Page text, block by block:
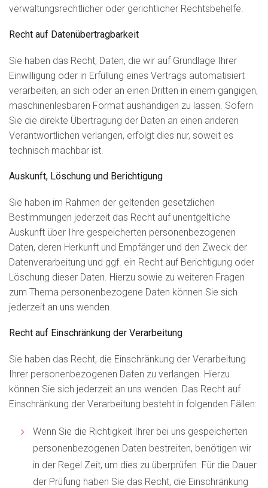
verwaltungsrechtlicher oder gerichtlicher Rechtsbehelfe.
Recht auf Daten­übertrag­barkeit
Sie haben das Recht, Daten, die wir auf Grundlage Ihrer
Einwilligung oder in Erfüllung eines Vertrags automatisiert
verarbeiten, an sich oder an einen Dritten in einem gängigen,
maschinenlesbaren Format aushändigen zu lassen. Sofern
Sie die direkte Übertragung der Daten an einen anderen
Verantwortlichen verlangen, erfolgt dies nur, soweit es
technisch machbar ist.
Auskunft, Löschung und Berichtigung
Sie haben im Rahmen der geltenden gesetzlichen
Bestimmungen jederzeit das Recht auf unentgeltliche
Auskunft über Ihre gespeicherten personenbezogenen
Daten, deren Herkunft und Empfänger und den Zweck der
Datenverarbeitung und ggf. ein Recht auf Berichtigung oder
Löschung dieser Daten. Hierzu sowie zu weiteren Fragen
zum Thema personenbezogene Daten können Sie sich
jederzeit an uns wenden.
Recht auf Einschränkung der Verarbeitung
Sie haben das Recht, die Einschränkung der Verarbeitung
Ihrer personenbezogenen Daten zu verlangen. Hierzu
können Sie sich jederzeit an uns wenden. Das Recht auf
Einschränkung der Verarbeitung besteht in folgenden Fällen:
Wenn Sie die Richtigkeit Ihrer bei uns gespeicherten
personenbezogenen Daten bestreiten, benötigen wir
in der Regel Zeit, um dies zu überprüfen. Für die Dauer
der Prüfung haben Sie das Recht, die Einschränkung